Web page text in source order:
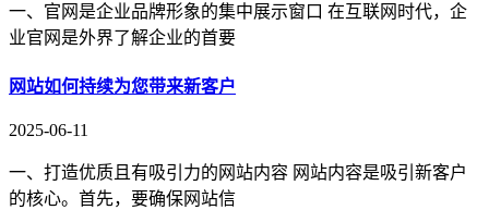
一、官网是企业品牌形象的集中展示窗口 在互联网时代，企
业官网是外界了解企业的首要
网站如何持续为您带来新客户
2025-06-11
一、打造优质且有吸引力的网站内容 网站内容是吸引新客户
的核心。首先，要确保网站信